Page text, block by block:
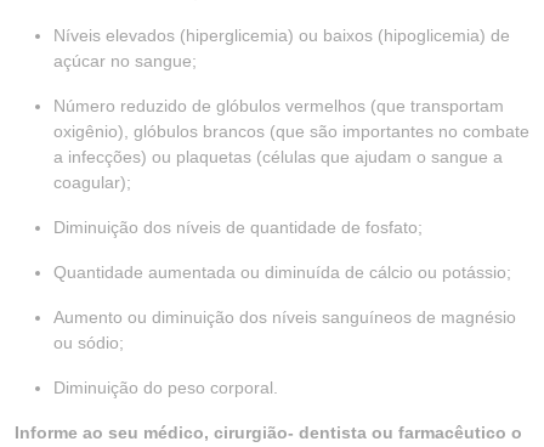
Níveis elevados (hiperglicemia) ou baixos (hipoglicemia) de
açúcar no sangue;
Número reduzido de glóbulos vermelhos (que transportam
oxigênio), glóbulos brancos (que são importantes no combate
a infecções) ou plaquetas (células que ajudam o sangue a
coagular);
Diminuição dos níveis de quantidade de fosfato;
Quantidade aumentada ou diminuída de cálcio ou potássio;
Aumento ou diminuição dos níveis sanguíneos de magnésio
ou sódio;
Diminuição do peso corporal.
Informe ao seu médico, cirurgião- dentista ou farmacêutico o